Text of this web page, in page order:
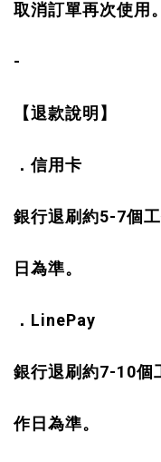
取消訂單再次使用。
-
【退款說明】
．信用卡
銀行退刷約5-7個
日為準。
． LinePay
銀行退刷約7-10個
作日為準。